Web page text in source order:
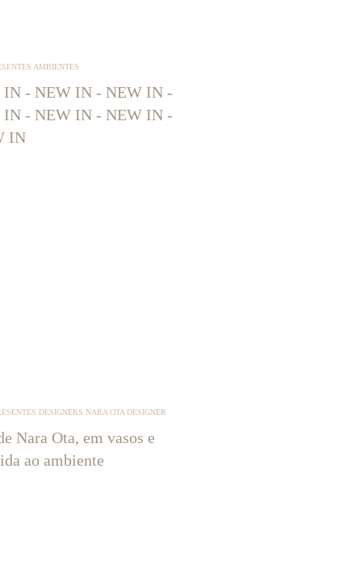
AMBIENTES
- NEW IN - NEW IN -
- NEW IN - NEW IN -
IN
DESIGNERS NARA OTA DESIGNER
Nara Ota, em vasos e
ao ambiente